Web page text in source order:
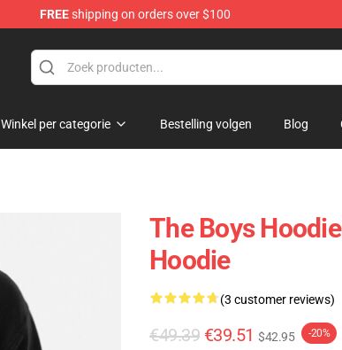
FREEshipping on orders over $100
Winkel per categorie Bestelling volgen Blog
The Boys
Hoodie
(3 customer reviews)
€49.39 €39.51 $42.95 -20%